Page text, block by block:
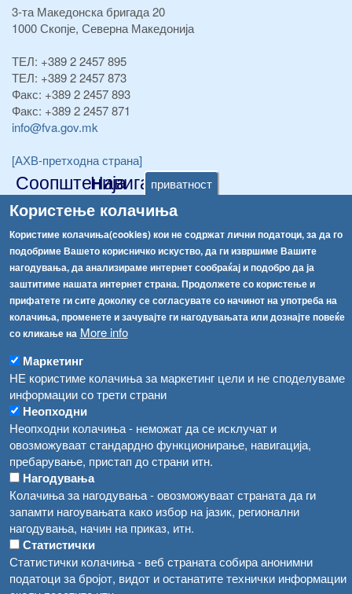
приватност
Користење колачиња
Користиме колачиња(cookies) кои не содржат лични податоци, за да го
подобриме Вашето корисничко искуство, да ги извршиме Вашите
нагодувања, да анализираме интернет сообраќај и подобро да ја
заштитиме нашата интернет страна. Продолжете со користење и
прифатете ги сите доколку се согласувате со начинот на употреба на
колачиња, променете и зачувајте ги нагодувањата или дознајте повеќе
со кликање на More info
Маркетинг
НЕ користиме колачиња за маркетинг цели и не споделуваме
информации со трети страни
Неопходни
Неопходни колачиња - неможат да се исклучат и
овозможуваат стандардно функционирање, навигација,
пребарување, пристап до страни итн.
Нагодувања
Колачиња за нагодувања - овозможуваат страната да ги
запамти нагоувањата како избор на јазик, регионални
нагодувања, начин на приказ, итн.
Статистички
Статистички колачиња - веб страната собира анонимни
податоци за бројот, видот и останатите технички информации
3-та Македонска бригада 20
1000 Скопје, Северна Македонија
ТЕЛ: +389 2 2457 895
ТЕЛ: +389 2 2457 873
Факс: +389 2 2457 893
Факс: +389 2 2457 871
info@fva.gov.mk
[АХВ-претходна страна]
Соопштенија
Република Бугарија ги засили официјалните контроли при увоз на свежо овошје и зеленчук
Високите температури ризик од труење со храна, опасни се и за животните
Водата во Гостивар може да се користи како техничка, продолжува испораката на флаширана вода
Во Гостивар спроведени 70 вонредни контроли
Забраната за водата во Гостивар останува на сила, операторите да користат само технички безбедна вода
Навигација
Архива
Регистри
Обрасци
Забрани
Огласи